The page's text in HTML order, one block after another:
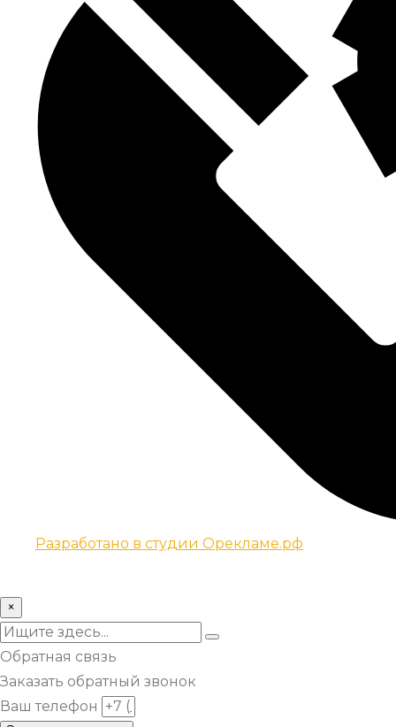
Разработано в студии Орекламе.рф
×
Обратная связь
Заказать обратный звонок
Ваш телефон